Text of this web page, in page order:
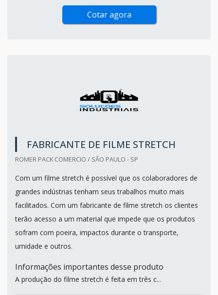
Cotar agora
FABRICANTE DE FILME STRETCH
ROMER PACK COMERCIO / SÃO PAULO - SP
Com um filme stretch é possível que os colaboradores de
grandes indústrias tenham seus trabalhos muito mais
facilitados. Com um fabricante de filme stretch os clientes
terão acesso a um material que impede que os produtos
sofram com poeira, impactos durante o transporte,
umidade e outros.
Informações importantes desse produto
A produção do filme stretch é feita em três c...